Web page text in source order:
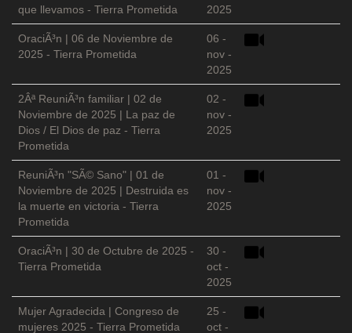
que llevamos - Tierra Prometida
2025
OraciÃ³n | 06 de Noviembre de
2025 - Tierra Prometida
06 -
nov -
2025
2Âª ReuniÃ³n familiar | 02 de
Noviembre de 2025 | La paz de
Dios / El Dios de paz - Tierra
Prometida
02 -
nov -
2025
ReuniÃ³n "SÃ© Sano" | 01 de
Noviembre de 2025 | Destruida es
la muerte en victoria - Tierra
Prometida
01 -
nov -
2025
OraciÃ³n | 30 de Octubre de 2025 -
Tierra Prometida
30 -
oct -
2025
Mujer Agradecida | Congreso de
mujeres 2025 - Tierra Prometida
25 -
oct -